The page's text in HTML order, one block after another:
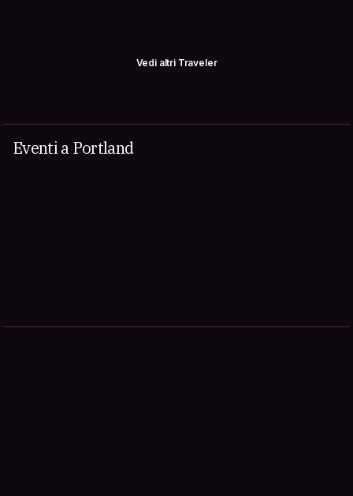
Vedi altri Traveler
Eventi a Portland